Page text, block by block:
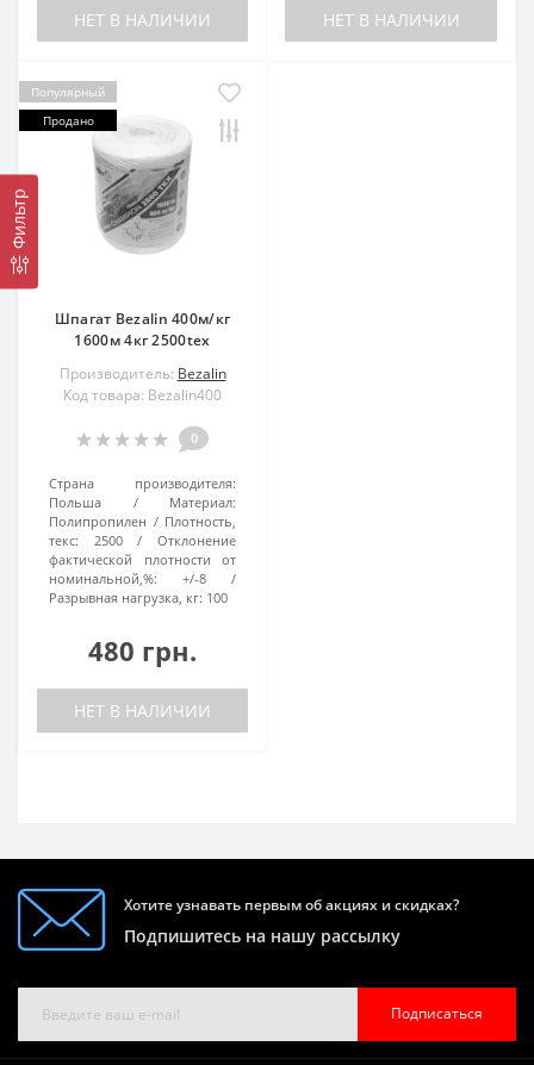
Фильтр
НЕТ В НАЛИЧИИ НЕТ В НАЛИЧИИ
Популярный
Продано
Шпагат Bezalin 400м/кг
1600м 4кг 2500tex
Производитель: Bezalin
Код товара: Bezalin400
0
Страна производителя:
Польша
Материал:
Полипропилен
Плотность,
текс:
2500
Отклонение
фактической плотности от
номинальной,%:
+/-8
Разрывная нагрузка, кг: 100
480 грн.
НЕТ В НАЛИЧИИ
Хотите узнавать первым об акциях и скидках?
Подпишитесь на нашу рассылку
Подписаться